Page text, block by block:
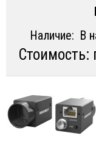
НОВОСТИ
ДОСТАВКА
КОНТАКТЫ
Наличие: В
Стоимость: